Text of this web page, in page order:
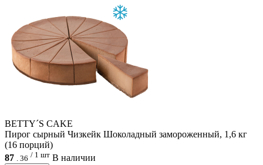
BETTY´S CAKE
Пирог сырный Чизкейк Шоколадный замороженный, 1,6 кг
(16 порций)
87 . 36 / 1 шт В наличии